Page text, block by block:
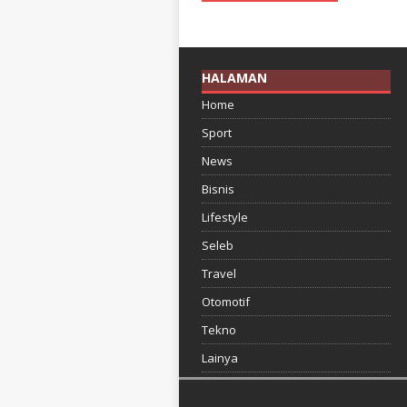
HALAMAN
Home
Sport
News
Bisnis
Lifestyle
Seleb
Travel
Otomotif
Tekno
Lainya